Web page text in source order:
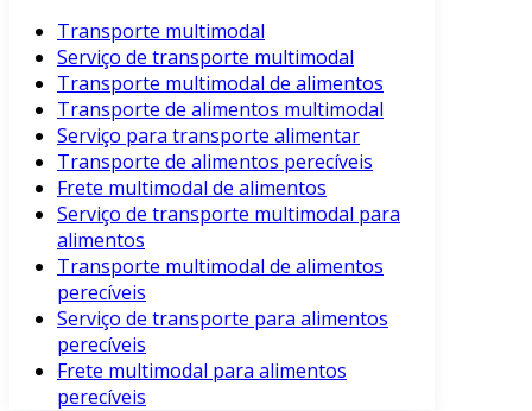
Transporte multimodal
Serviço de transporte multimodal
Transporte multimodal de alimentos
Transporte de alimentos multimodal
Serviço para transporte alimentar
Transporte de alimentos perecíveis
Frete multimodal de alimentos
Serviço de transporte multimodal para
alimentos
Transporte multimodal de alimentos
perecíveis
Serviço de transporte para alimentos
perecíveis
Frete multimodal para alimentos
perecíveis